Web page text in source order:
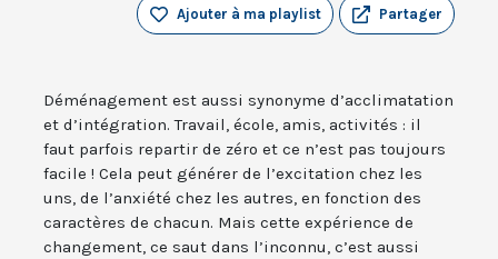
Partager
Ajouter à ma playlist
Déménagement est aussi synonyme d’acclimatation
et d’intégration. Travail, école, amis, activités : il
faut parfois repartir de zéro et ce n’est pas toujours
facile ! Cela peut générer de l’excitation chez les
uns, de l’anxiété chez les autres, en fonction des
caractères de chacun. Mais cette expérience de
changement, ce saut dans l’inconnu, c’est aussi